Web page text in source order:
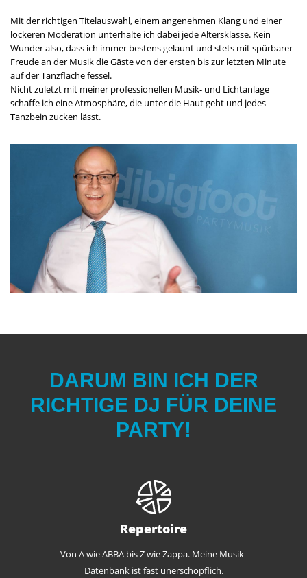
Mit der richtigen Titelauswahl, einem angenehmen Klang und einer
lockeren Moderation unterhalte ich dabei jede Altersklasse. Kein
Wunder also, dass ich immer bestens gelaunt und stets mit spürbarer
Freude an der Musik die Gäste von der ersten bis zur letzten Minute
auf der Tanzfläche fessel.
Nicht zuletzt mit meiner professionellen Musik- und Lichtanlage
schaffe ich eine Atmosphäre, die unter die Haut geht und jedes
Tanzbein zucken lässt.
DARUM BIN ICH DER
RICHTIGE DJ FÜR DEINE
PARTY!
Repertoire
Von A wie ABBA bis Z wie Zappa. Meine Musik-
Datenbank ist fast unerschöpflich.